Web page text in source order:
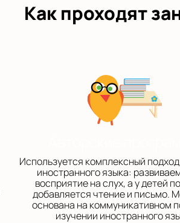
Как проходят
Используется комплексный
иностранного языка:
восприятие на слух, а у детей
добавляется чтение и письмо.
основана на коммуникативном
изучении иностранного